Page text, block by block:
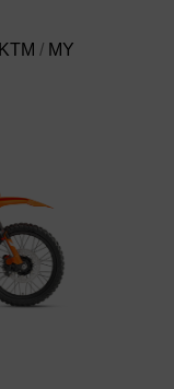
KTM / MY